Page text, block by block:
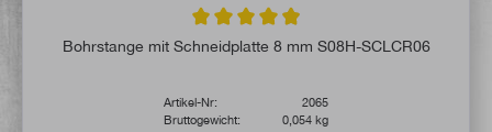
Durchschnittliche Bewertung von 4.8 von
Bohrstange mit Schneidplatte 8 mm S08H-SCLCR06
Artikel-Nr:
2065
Bruttogewicht:
0,054 kg